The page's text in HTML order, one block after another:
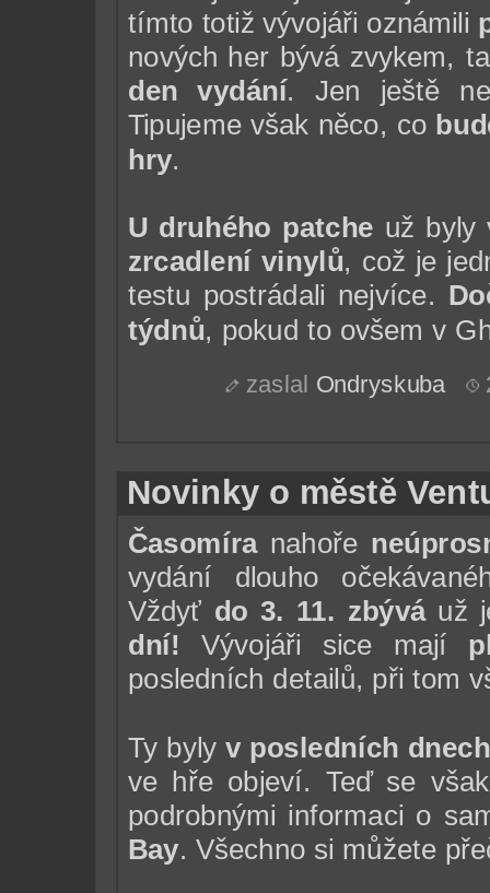
tímto totiž vývojáři oznámili
nových her bývá zvykem,
den vydání. Jen ještě
Tipujeme však něco, co
hry.
U druhého patche už byly
zrcadlení vinylů, což je
testu postrádali nejvíce.
týdnů, pokud to ovšem v
zaslal Ondryskuba
Novinky o městě
Časomíranahoře
vydání dlouho
Vždyť do 3. 11. zbýváuž
dní!Vývojáři sice mají
posledních detailů, při tom
Ty bylyv posledních dnech
ve hře objeví. Teď se
podrobnými informaci o
Bay. Všechno si můžete